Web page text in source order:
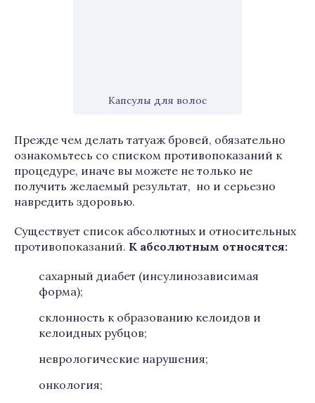
Капсулы для волос
Прежде чем делать татуаж бровей, обязательно
ознакомьтесь со списком противопоказаний к
процедуре, иначе вы можете не только не
получить желаемый результат, но и серьезно
навредить здоровью.
Существует список абсолютных и относительных
противопоказаний. К абсолютным относятся:
сахарный диабет (инсулинозависимая
форма);
склонность к образованию келоидов и
келоидных рубцов;
неврологические нарушения;
онкология;